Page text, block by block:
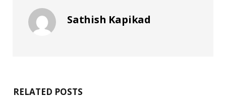
Sathish Kapikad
RELATED POSTS